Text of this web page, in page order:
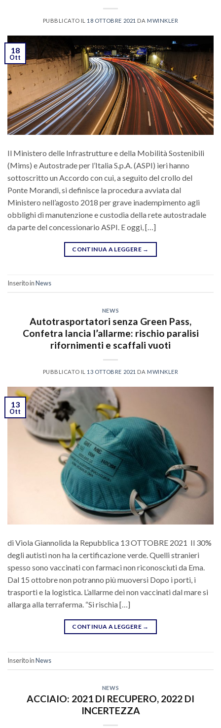
PUBBLICATO IL 18 OTTOBRE 2021 DA MWINKLER
18
Ott
Il Ministero delle Infrastrutture e della Mobilità Sostenibili
(Mims) e Autostrade per l’Italia S.p.A. (ASPI) ieri hanno
sottoscritto un Accordo con cui, a seguito del crollo del
Ponte Morandi, si definisce la procedura avviata dal
Ministero nell’agosto 2018 per grave inadempimento agli
obblighi di manutenzione e custodia della rete autostradale
da parte del concessionario ASPI. E oggi, […]
CONTINUA A LEGGERE →
Inserito inNews
NEWS
Autotrasportatori senza Green Pass,
Confetra lancia l’allarme: rischio paralisi
rifornimenti e scaffali vuoti
PUBBLICATO IL 13 OTTOBRE 2021 DA MWINKLER
13
Ott
di Viola Giannolida la Repubblica 13 OTTOBRE 2021 Il 30%
degli autisti non ha la certificazione verde. Quelli stranieri
spesso sono vaccinati con farmaci non riconosciuti da Ema.
Dal 15 ottobre non potranno più muoversi Dopo i porti, i
trasporti e la logistica. L’allarme dei non vaccinati dal mare si
allarga alla terraferma. “Si rischia […]
CONTINUA A LEGGERE →
Inserito inNews
NEWS
ACCIAIO: 2021 DI RECUPERO, 2022 DI
INCERTEZZA